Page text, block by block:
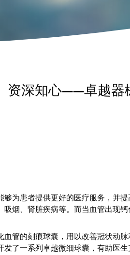
资深知心——卓越器
够为患者提供更好的医疗服务，并
吸烟、肾脏疾病等。而当血管出现
血管的刻痕球囊，用以改善冠状动
发了一系列卓越微细球囊，有助医